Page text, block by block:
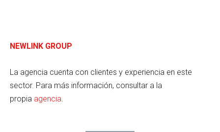
NEWLINK GROUP
La agencia cuenta con clientes y experiencia en este
sector. Para más información, consultar a la
propia agencia